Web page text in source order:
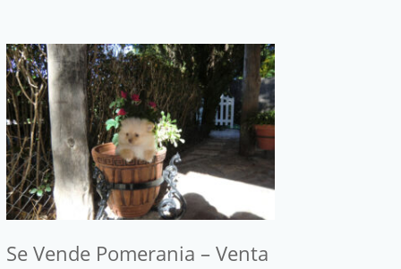
Se Vende Pomerania – Venta